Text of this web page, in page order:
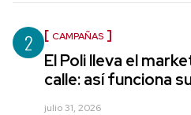
2 CAMPAÑAS
El Poli lleva el
calle: así funciona
julio 31, 2026